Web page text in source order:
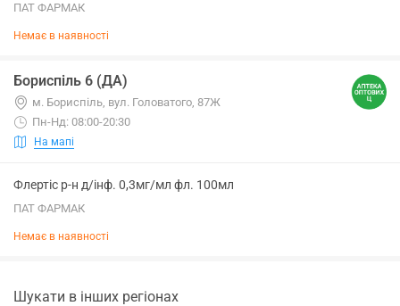
ПАТ ФАРМАК
Немає в наявності
Бориспіль 6 (ДА)
м. Бориспіль, вул. Головатого, 87Ж
Пн-Нд: 08:00-20:30
На мапі
Флертіс р-н д/інф. 0,3мг/мл фл. 100мл
ПАТ ФАРМАК
Немає в наявності
Шукати в інших регіонах